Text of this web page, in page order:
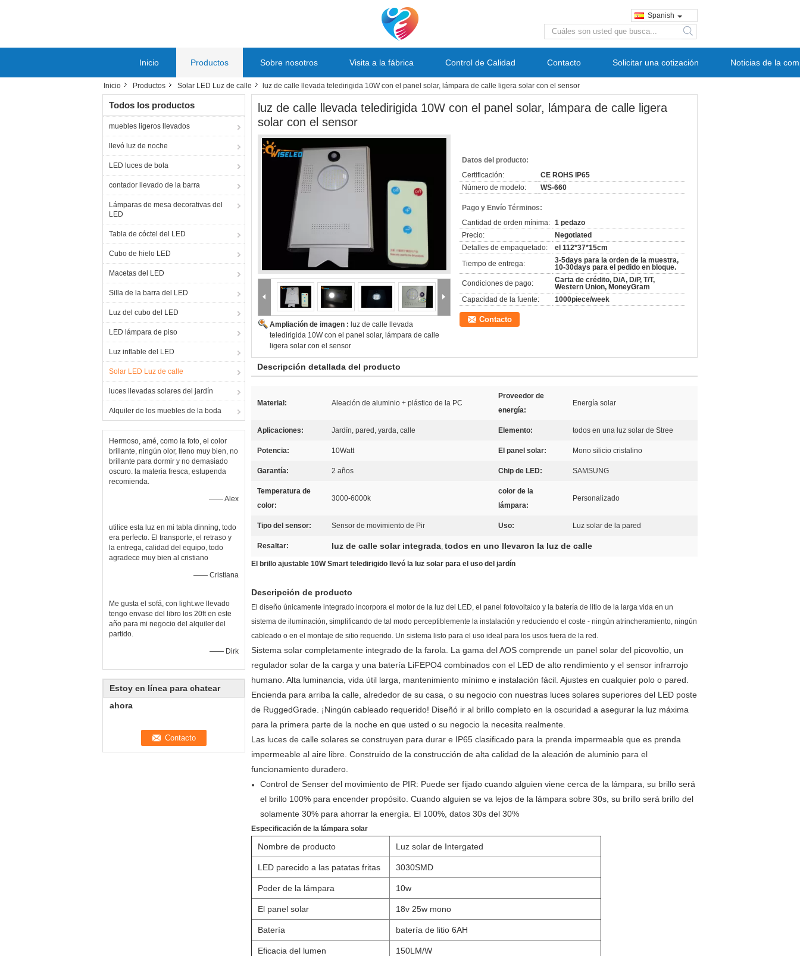
Spanish
search
Inicio Productos Sobre nosotros Visita a la fábrica Control de Calidad Contacto Solicitar una cotización Noticias de la
Inicio Productos Solar LED Luz de calle luz de calle llevada teledirigida 10W con el panel solar, lámpara de calle ligera solar con el sensor
Todos los productos
muebles ligeros llevados
llevó luz de noche
LED luces de bola
contador llevado de la barra
Lámparas de mesa decorativas del
LED
Tabla de cóctel del LED
Cubo de hielo LED
Macetas del LED
Silla de la barra del LED
Luz del cubo del LED
LED lámpara de piso
Luz inflable del LED
Solar LED Luz de calle
luces llevadas solares del jardín
Alquiler de los muebles de la boda
Hermoso, amé, como la foto, el color
brillante, ningún olor, lleno muy bien, no
brillante para dormir y no demasiado
oscuro. la materia fresca, estupenda
recomienda.
—— Alex
utilice esta luz en mi tabla dinning, todo
era perfecto. El transporte, el retraso y
la entrega, calidad del equipo, todo
agradece muy bien al cristiano
—— Cristiana
Me gusta el sofá, con light.we llevado
tengo envase del libro los 20ft en este
año para mi negocio del alquiler del
partido.
—— Dirk
Estoy en línea para chatear
ahora
luz de calle llevada teledirigida 10W con el panel solar, lámpara de calle ligera
solar con el sensor
Ampliación de imagen : luz de calle llevada
teledirigida 10W con el panel solar, lámpara de calle
ligera solar con el sensor
Datos del producto:
Certificación:
CE ROHS IP65
Número de modelo:
WS-660
Pago y Envío Términos:
Cantidad de orden mínima: 1 pedazo
Precio:
Negotiated
Detalles de empaquetado:
el 112*37*15cm
Tiempo de entrega:
3-5days para la orden de la muestra,
10-30days para el pedido en bloque.
Condiciones de pago:
Carta de crédito, D/A, D/P, T/T,
Western Union, MoneyGram
Capacidad de la fuente:
1000piece/week
Contacto
Descripción detallada del producto
Material: Aleación de aluminio + plástico de la PC
Proveedor de
energía:
Energía solar
Aplicaciones: Jardín, pared, yarda, calle Elemento: todos en una luz solar de Stree
Potencia: 10Watt El panel solar: Mono silicio cristalino
Garantía: 2 años Chip de LED: SAMSUNG
Temperatura de
color:
3000-6000k
color de la
lámpara:
Personalizado
Tipo del sensor: Sensor de movimiento de Pir Uso: Luz solar de la pared
Resaltar: luz de calle solar integrada, todos en uno llevaron la luz de calle
El brillo ajustable 10W Smart teledirigido llevó la luz solar para el uso del jardín
Descripción de producto
El diseño únicamente integrado incorpora el motor de la luz del LED, el panel fotovoltaico y la batería de litio de la larga vida en un
sistema de iluminación, simplificando de tal modo perceptiblemente la instalación y reduciendo el coste - ningún atrincheramiento, ningún
cableado o en el montaje de sitio requerido. Un sistema listo para el uso ideal para los usos fuera de la red.
Sistema solar completamente integrado de la farola. La gama del AOS comprende un panel solar del picovoltio, un
regulador solar de la carga y una batería LiFEPO4 combinados con el LED de alto rendimiento y el sensor infrarrojo
humano. Alta luminancia, vida útil larga, mantenimiento mínimo e instalación fácil. Ajustes en cualquier polo o pared.
Encienda para arriba la calle, alrededor de su casa, o su negocio con nuestras luces solares superiores del LED poste
de RuggedGrade. ¡Ningún cableado requerido! Diseñó ir al brillo completo en la oscuridad a asegurar la luz máxima
para la primera parte de la noche en que usted o su negocio la necesita realmente.
Las luces de calle solares se construyen para durar e IP65 clasificado para la prenda impermeable que es prenda
impermeable al aire libre. Construido de la construcción de alta calidad de la aleación de aluminio para el
funcionamiento duradero.
Control de Senser del movimiento de PIR: Puede ser fijado cuando alguien viene cerca de la lámpara, su brillo será
el brillo 100% para encender propósito. Cuando alguien se va lejos de la lámpara sobre 30s, su brillo será brillo del
solamente 30% para ahorrar la energía. El 100%, datos 30s del 30%
Especificación de la lámpara solar
Nombre de producto Luz solar de Intergated
LED parecido a las patatas fritas 3030SMD
Poder de la lámpara 10w
El panel solar 18v 25w mono
Batería batería de litio 6AH
Eficacia del lumen 150LM/W